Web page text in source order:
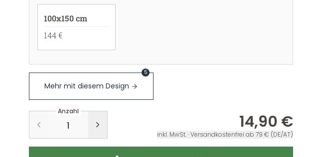
100x150 cm
144 €
Mehr mit diesem Design
5
Anzahl
14,90 €
inkl. MwSt. · Versandkostenfrei ab 79 € (DE/AT)